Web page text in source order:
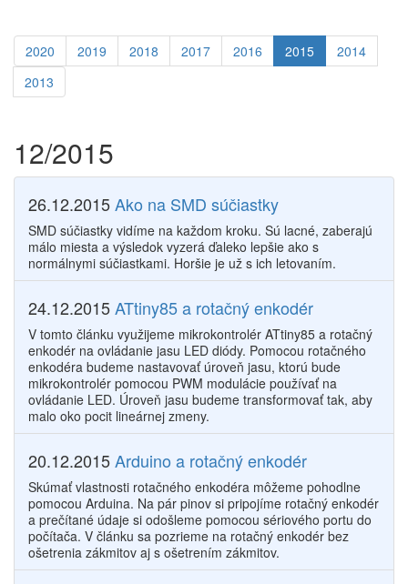
2020 2019 2018 2017 2016 2015
2014
2013
12/2015
26.12.2015Ako na SMD súčiastky
SMD súčiastky vidíme na každom kroku. Sú lacné, zaberajú
málo miesta a výsledok vyzerá ďaleko lepšie ako s
normálnymi súčiastkami. Horšie je už s ich letovaním.
24.12.2015ATtiny85 a rotačný enkodér
V tomto článku využijeme mikrokontrolér ATtiny85 a rotačný
enkodér na ovládanie jasu LED diódy. Pomocou rotačného
enkodéra budeme nastavovať úroveň jasu, ktorú bude
mikrokontrolér pomocou PWM modulácie používať na
ovládanie LED. Úroveň jasu budeme transformovať tak, aby
malo oko pocit lineárnej zmeny.
20.12.2015Arduino a rotačný enkodér
Skúmať vlastnosti rotačného enkodéra môžeme pohodlne
pomocou Arduina. Na pár pinov si pripojíme rotačný enkodér
a prečítané údaje si odošleme pomocou sériového portu do
počítača. V článku sa pozrieme na rotačný enkodér bez
ošetrenia zákmitov aj s ošetrením zákmitov.